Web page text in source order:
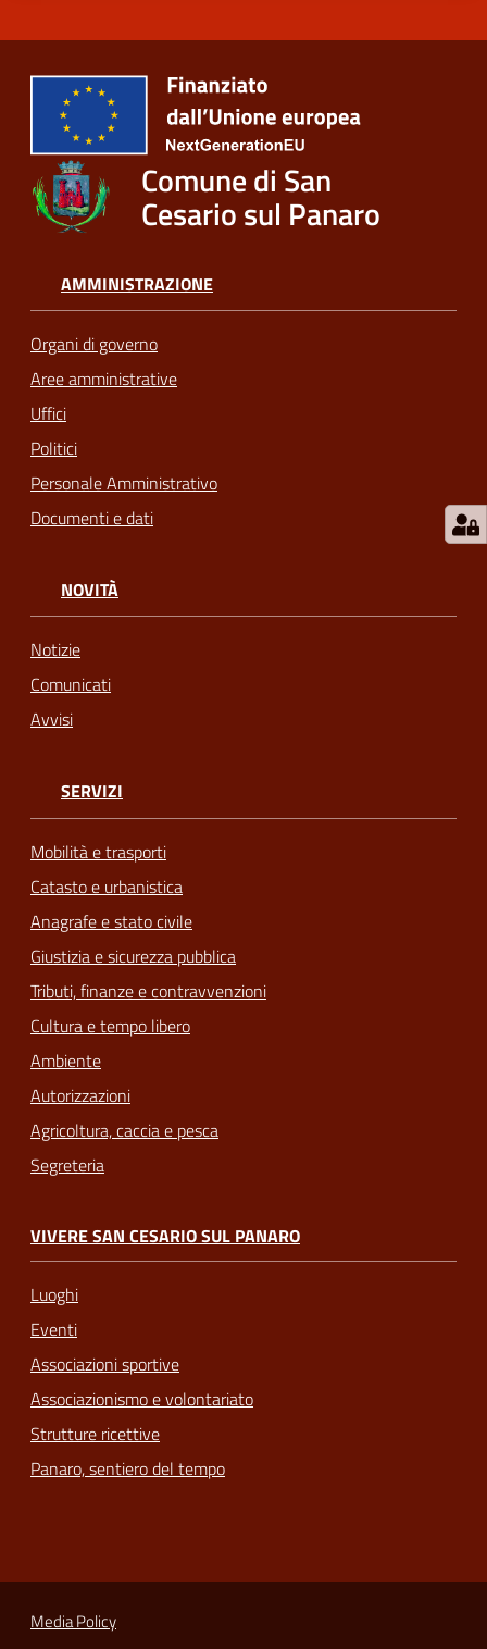
Seguici
Comune di San
Cesario sul Panaro
AMMINISTRAZIONE
Organi di governo
Aree amministrative
Uffici
Politici
Personale Amministrativo
Documenti e dati
NOVITÀ
Notizie
Comunicati
Avvisi
SERVIZI
Mobilità e trasporti
Catasto e urbanistica
Anagrafe e stato civile
Giustizia e sicurezza pubblica
Tributi, finanze e contravvenzioni
Cultura e tempo libero
Ambiente
Autorizzazioni
Agricoltura, caccia e pesca
Segreteria
VIVERE SAN CESARIO SUL PANARO
Luoghi
Eventi
Associazioni sportive
Associazionismo e volontariato
Strutture ricettive
Panaro, sentiero del tempo
Media Policy